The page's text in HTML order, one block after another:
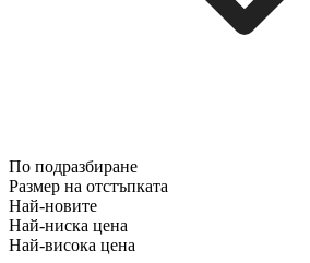
По подразбиране
Размер на отстъпката
Най-новите
Най-ниска цена
Най-висока цена